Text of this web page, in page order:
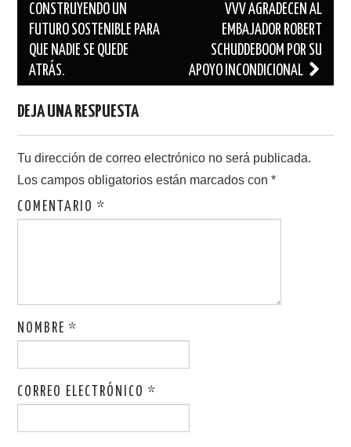
entradas
CONSTRUYENDO UN
FUTURO SOSTENIBLE PARA
QUE NADIE SE QUEDE
ATRÁS.
VVV AGRADECEN AL
EMBAJADOR ROBERT
SCHUDDEBOOM POR SU
APOYO INCONDICIONAL
DEJA UNA RESPUESTA
Tu dirección de correo electrónico no será publicada.
Los campos obligatorios están marcados con*
COMENTARIO*
NOMBRE*
CORREO ELECTRÓNICO*